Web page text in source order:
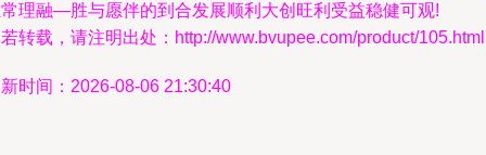
理融—胜与愿伴的到合发展顺利大创旺利受益稳健可观!
转载，请注明出处：http://www.bvupee.com/product/105.html
时间：2026-08-06 21:30:40